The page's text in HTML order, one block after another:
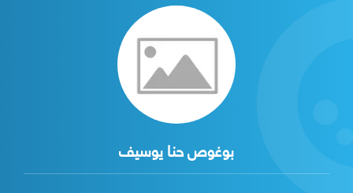
بوغوص حنا يوسيف